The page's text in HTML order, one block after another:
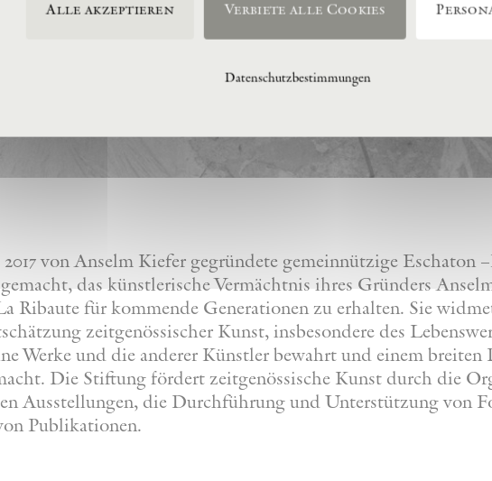
von Anselm Kiefer gegründete gemeinnützige Eschaton
das künstlerische Vermächtnis ihres Gründers
Ribaute für kommende Generationen zu erhalten. Sie
zeitgenössischer Kunst, insbesondere des
Werke und die anderer Künstler bewahrt und einem
Die Stiftung fördert zeitgenössische Kunst durch die
Ausstellungen, die Durchführung und Unterstützung von
Publikationen.
Alle akzeptieren Verbiete alle Cookies
Datenschutzbestimmungen